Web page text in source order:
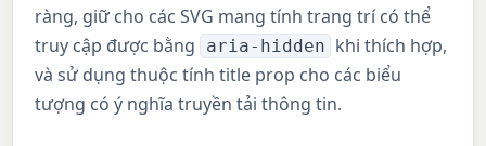
ràng, giữ cho các SVG mang tính trang trí có thể
truy cập được bằng
aria-hidden khi thích hợp,
và sử dụng thuộc tính title prop cho các biểu
tượng có ý nghĩa truyền tải thông tin.